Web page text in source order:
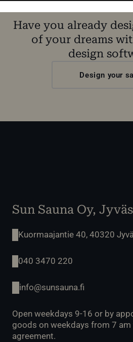
Have you already
of your dreams
design
Design your
Sun Sauna Oy,
Kuormaajantie 40, 40320
040 3470 220
info@sunsauna.fi
Open weekdays 9-16 or by
goods on weekdays from 7
agreement.